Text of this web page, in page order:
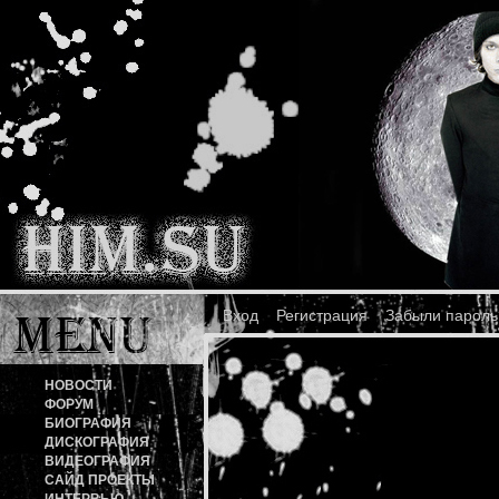
Вход Регистрация Забыли
НОВОСТИ
ФОРУМ
БИОГРАФИЯ
ДИСКОГРАФИЯ
ВИДЕОГРАФИЯ
САЙД ПРОЕКТЫ